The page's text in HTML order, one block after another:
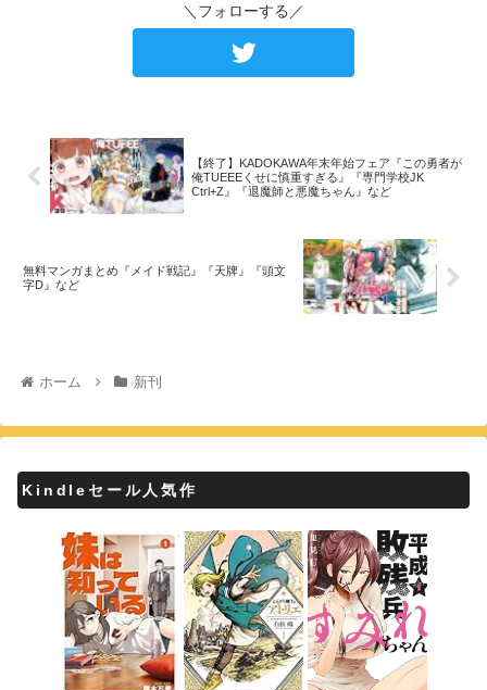
＼フォローする／
【終了】KADOKAWA年末年始フェア『この勇者が
俺TUEEEくせに慎重すぎる』『専門学校JK
Ctrl+Z』『退魔師と悪魔ちゃん』など
無料マンガまとめ『メイド戦記』『天牌』『頭文
字D』など
ホーム 新刊
Kindleセール人気作